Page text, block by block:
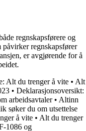
regnskapsførere og
påvirker regnskapsfører
er avgjørende for å
Alt du trenger å vite • Alt
• Deklarasjonsoversikt:
arbeidsavtaler• Altinn
søker du om utsettelse
å vite • Alt du trenger
1086 og